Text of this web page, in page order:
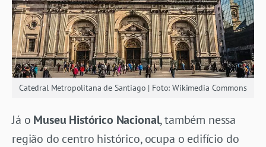
Catedral Metropolitana de Santiago | Foto: Wikimedia Commons
Já o Museu Histórico Nacional, também nessa
região do centro histórico, ocupa o edifício do